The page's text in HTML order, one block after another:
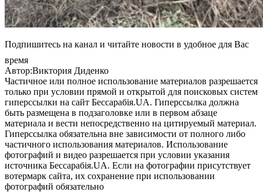
Подпишитесь на канал и читайте новости в удобное для Вас
время
Автор:Виктория Диденко
Частичное или полное использование материалов разрешается
только при условии прямой и открытой для поисковых систем
гиперссылки на сайт Бессарабія.UA. Гиперссылка должна
быть размещена в подзаголовке или в первом абзаце
материала и вести непосредственно на цитируемый материал.
Гиперссылка обязательна вне зависимости от полного либо
частичного использования материалов. Использование
фотографий и видео разрешается при условии указания
источника Бессарабія.UA. Если на фотографии присутствует
вотермарк сайта, их сохранение при использовании
фотографий обязательно